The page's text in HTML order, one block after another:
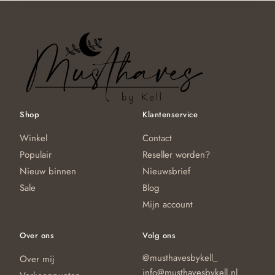
optie
op
de
productpagina
Shop
Winkel
Populair
Nieuw binnen
Sale
Klantenservice
Contact
Reseller worden?
Nieuwsbrief
Blog
Mijn account
Over ons
Over mij
Volg ons
@musthavesbykell_